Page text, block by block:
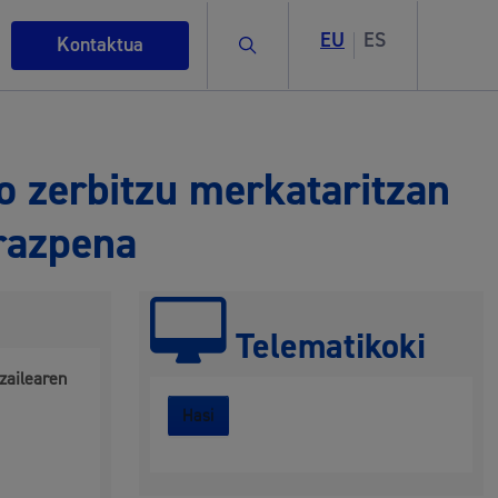
Kontaktua Bilatu EU ES
zerbitzu merkataritzan
Telematikoki
Hasi